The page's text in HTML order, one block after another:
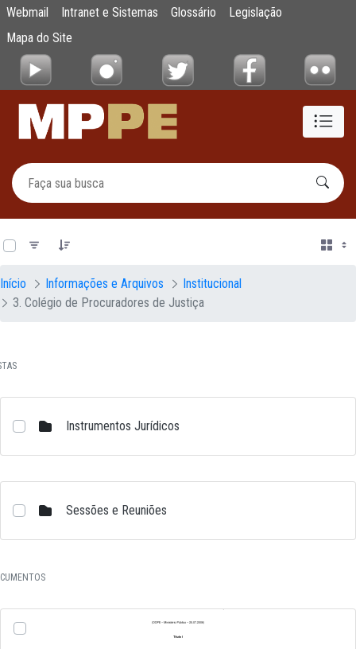
Pular para o Conteúdo principal
Documentos
Webmail Intranet e Sistemas Glossário
Legislação
Mapa do Site
Início Informações e Arquivos
Institucional
3. Colégio de Procuradores de Justiça
Instrumentos Jurídicos
Sessões e Reuniões